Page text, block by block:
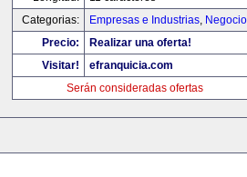
Categorias:
Empresas e Industrias,
Precio:
Realizar una oferta!
Visitar!
efranquicia.com
Serán consideradas ofertas